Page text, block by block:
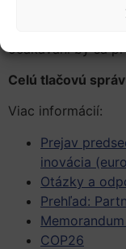
investície
očakávaní by sa
Celú tlačovú
Viac informácií:
Prejav
inovácia
Otázky a
Prehľad:
COP26